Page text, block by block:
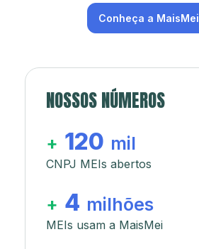
Conheça a MaisMei
NOSSOS NÚMEROS
+ 120 mil
CNPJ MEIs abertos
+ 4 milhões
MEIs usam a MaisMei